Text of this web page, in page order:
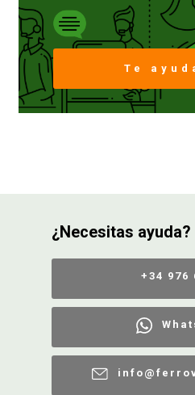
Te
¿Necesitas ayuda?
+34 976
FORMAS